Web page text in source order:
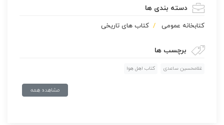
دسته بندی ها
كتابخانه عمومی کتاب های تاریخی
برچسب ها
غلامحسین ساعدی کتاب اهل هوا
مشاهده همه